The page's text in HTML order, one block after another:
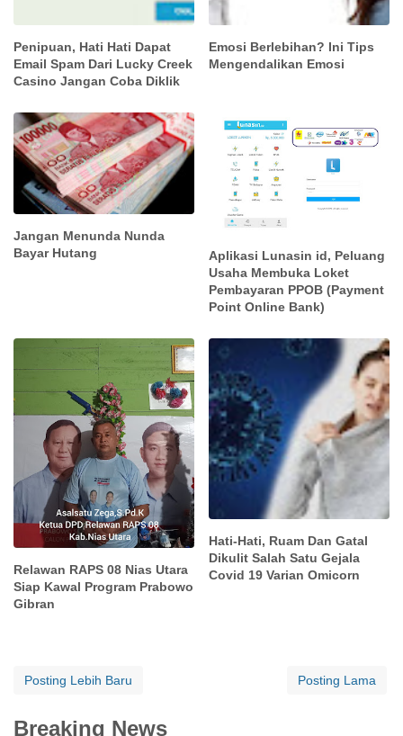
Penipuan, Hati Hati Dapat
Email Spam Dari Lucky Creek
Casino Jangan Coba Diklik
Emosi Berlebihan? Ini Tips
Mengendalikan Emosi
Jangan Menunda Nunda
Bayar Hutang
Aplikasi Lunasin id, Peluang
Usaha Membuka Loket
Pembayaran PPOB (Payment
Point Online Bank)
Relawan RAPS 08 Nias Utara
Siap Kawal Program Prabowo
Gibran
Hati-Hati, Ruam Dan Gatal
Dikulit Salah Satu Gejala
Covid 19 Varian Omicorn
Posting Lebih Baru Posting Lama
Breaking News